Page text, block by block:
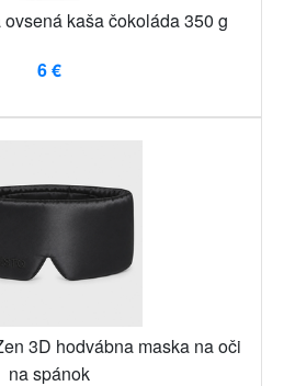
kaša čokoláda 350 g
6 €
3D hodvábna maska ​​na oči
na spánok